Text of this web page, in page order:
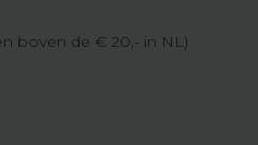
boven de € 20,- in NL)